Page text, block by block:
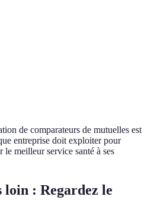
de comparateurs de mutuelles est
entreprise doit exploiter pour
le meilleur service santé à ses
loin : Regardez le